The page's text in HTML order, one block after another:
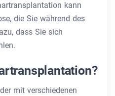
kann
die Sie während des
dass Sie sich
mit verschiedenen